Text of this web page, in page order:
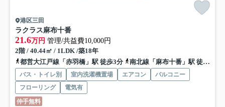
港区三田
ラクラス麻布十番
21.6万円 管理/共益費10,000円
2階 / 40.44㎡ / 1LDK /築18年
都営大江戸線「赤羽橋」駅 徒歩3分
南北線「麻布十番」駅 徒歩6分
バス・トイレ別 室内洗濯機置場 エアコン
バルコニー
フローリング
電気有
仲手無料